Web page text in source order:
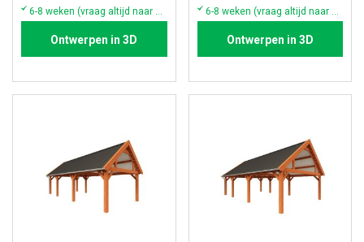
Ontwerpen in 3D Ontwerpen in 3D